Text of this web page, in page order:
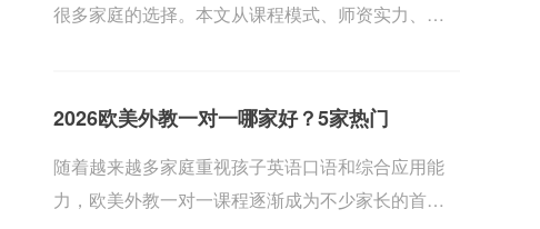
很多家庭的选择。本文从课程模式、师资实力、教
2026欧美外教一对一哪家好？5家热门
随着越来越多家庭重视孩子英语口语和综合应用能
力，欧美外教一对一课程逐渐成为不少家长的首